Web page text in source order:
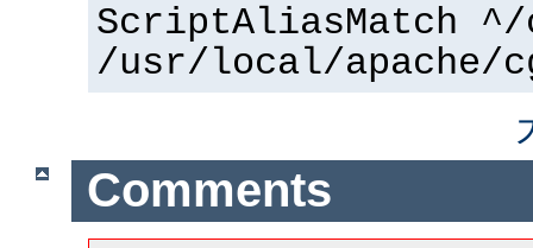
ScriptAliasMatch
/usr/local/apache/
Comments